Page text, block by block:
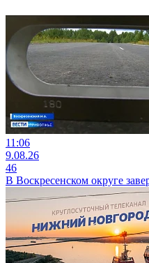
11:06
9.08.26
46
В Воскресенском округе